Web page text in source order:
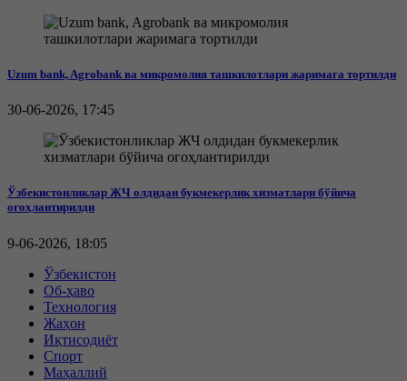
Uzum bank, Agrobank ва микромолия ташкилотлари жаримага тортилди
30-06-2026, 17:45
Ўзбекистонликлар ЖЧ олдидан букмекерлик хизматлари бўйича
огоҳлантирилди
9-06-2026, 18:05
Ўзбекистон
Об-ҳаво
Технология
Жаҳон
Иқтисодиёт
Спорт
Маҳаллий